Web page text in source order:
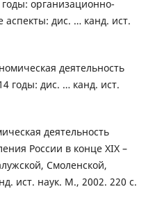
организационно-
дис. … канд. ист.
деятельность
годы: дис. … канд. ист.
деятельность
России в конце XIX –
Смоленской,
ист. наук. М., 2002. 220 с.